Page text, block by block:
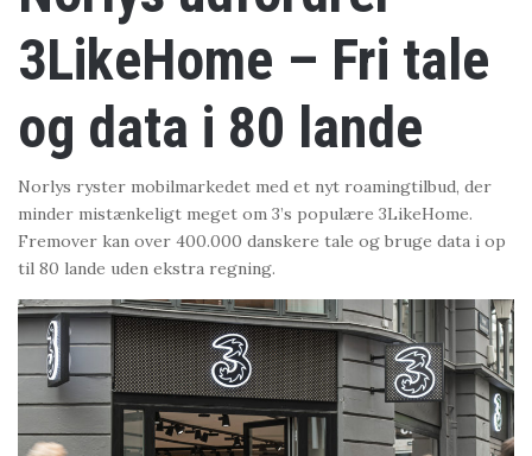
3LikeHome – Fri tale
og data i 80 lande
Norlys ryster mobilmarkedet med et nyt roamingtilbud, der
minder mistænkeligt meget om 3’s populære 3LikeHome.
Fremover kan over 400.000 danskere tale og bruge data i op
til 80 lande uden ekstra regning.